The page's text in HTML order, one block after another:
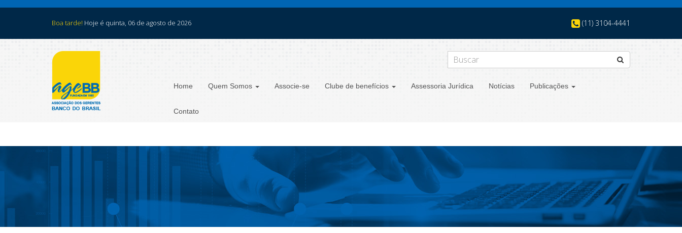
Boa tarde! Hoje é quinta, 06 de agosto de 2026 (11) 3104-4441
Home Quem Somos Associe-se Clube de benefícios Assessoria Jurídica Notícias Publicações
Contato